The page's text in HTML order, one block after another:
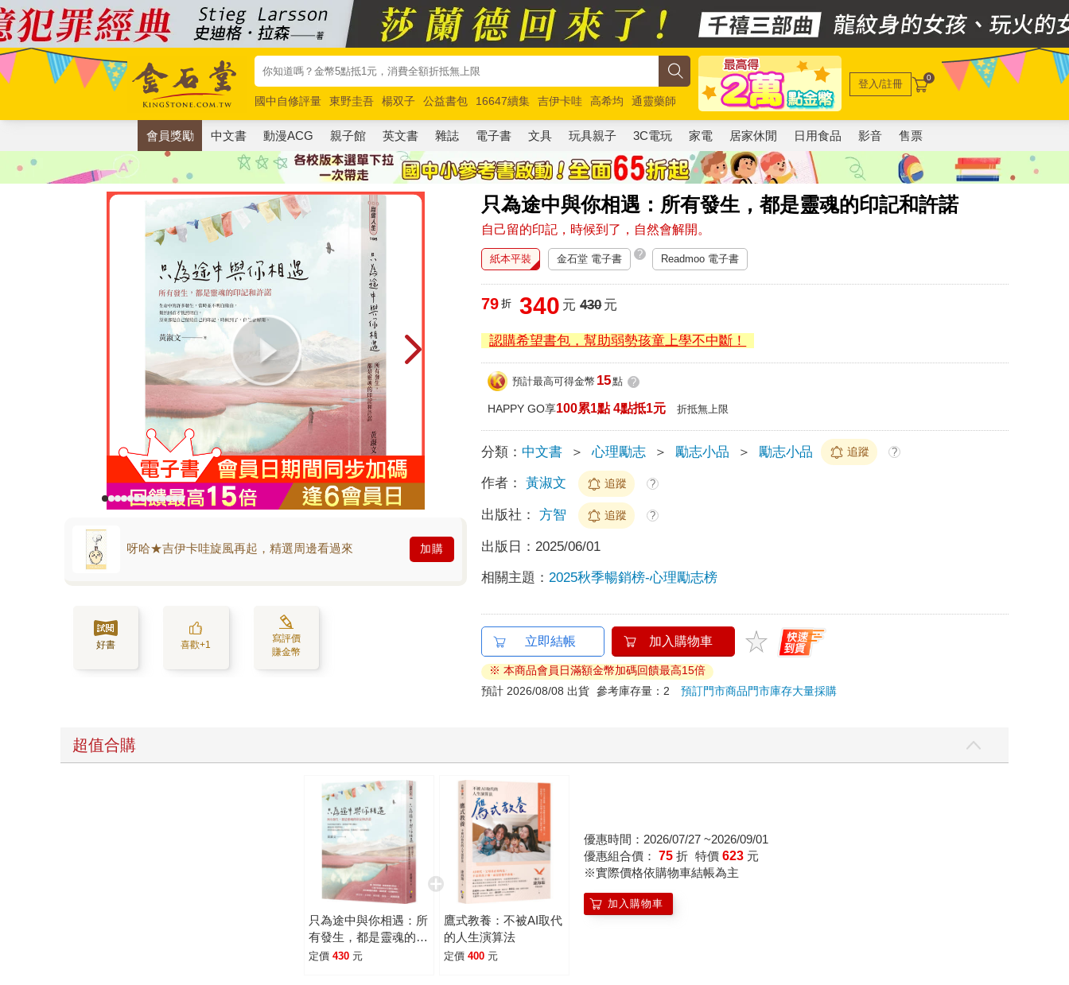
國中自修評量 東野圭吾 楊双子 公益書包 16647續集 吉伊卡哇 高希均
通靈藥師
唯紅花綻放
奧德賽 路邊攤新作 馬斯克 玩具總動員5 超慢跑
登入/註冊 0
會員獎勵 中文書 動漫ACG 親子館 英文書 雜誌 電子書 文具 玩具親子 3C電玩 家電 居家休閒 日用食品 影音 售票
只為途中與你相遇：所有發生，都是靈魂的印記和許諾
自己留的印記，時候到了，自然會解開。
呀哈★吉伊卡哇旋風再起，精選周邊看過來 加購
好書 喜歡+1
寫評價
賺金幣
紙本平裝 金石堂 電子書 ? Readmoo 電子書
79 折 340 元 430元
認購希望書包，幫助弱勢孩童上學不中斷！
預計最高可得金幣 15點 ?
HAPPY GO享100累1點 4點抵1元 折抵無上限
分類： 中文書 ＞ 心理勵志 ＞ 勵志小品 ＞ 勵志小品 追蹤 ?
作者： 黃淑文 追蹤 ?
出版社： 方智 追蹤 ?
出版日： 2025/06/01
相關主題： 2025秋季暢銷榜-心理勵志榜
立即結帳 加入購物車
※ 本商品會員日滿額金幣加碼回饋最高15倍
預計 2026/08/08 出貨 參考庫存量：2預訂門市商品門市庫存大量採購
超值合購
只為途中與你相遇：所
有發生，都是靈魂的印
記和許諾
定價 430 元
鷹式教養：不被AI取代
的人生演算法
定價 400 元
優惠時間：2026/07/27 ~2026/09/01
優惠組合價： 75 折 特價 623 元
※實際價格依購物車結帳為主
加入購物車